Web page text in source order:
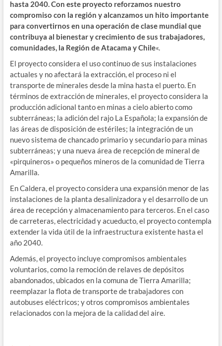
hasta 2040. Con este proyecto reforzamos nuestro
compromiso con la región y alcanzamos un hito importante
para convertirnos en una operación de clase mundial que
contribuya al bienestar y crecimiento de sus trabajadores,
comunidades, la Región de Atacama y Chile«.
El proyecto considera el uso continuo de sus instalaciones
actuales y no afectará la extracción, el proceso ni el
transporte de minerales desde la mina hasta el puerto. En
términos de extracción de minerales, el proyecto considera la
producción adicional tanto en minas a cielo abierto como
subterráneas; la adición del rajo La Española; la expansión de
las áreas de disposición de estériles; la integración de un
nuevo sistema de chancado primario y secundario para minas
subterráneas; y una nueva área de recepción de mineral de
«pirquineros» o pequeños mineros de la comunidad de Tierra
Amarilla.
En Caldera, el proyecto considera una expansión menor de las
instalaciones de la planta desalinizadora y el desarrollo de un
área de recepción y almacenamiento para terceros. En el caso
de carreteras, electricidad y acueducto, el proyecto contempla
extender la vida útil de la infraestructura existente hasta el
año 2040.
Además, el proyecto incluye compromisos ambientales
voluntarios, como la remoción de relaves de depósitos
abandonados, ubicados en la comuna de Tierra Amarilla;
reemplazar la flota de transporte de trabajadores con
autobuses eléctricos; y otros compromisos ambientales
relacionados con la mejora de la calidad del aire.